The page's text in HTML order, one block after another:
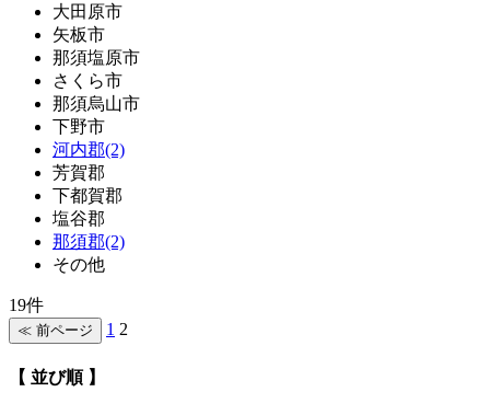
大田原市
矢板市
那須塩原市
さくら市
那須烏山市
下野市
河内郡(2)
芳賀郡
下都賀郡
塩谷郡
那須郡(2)
その他
19件
1 2
【 並び順 】